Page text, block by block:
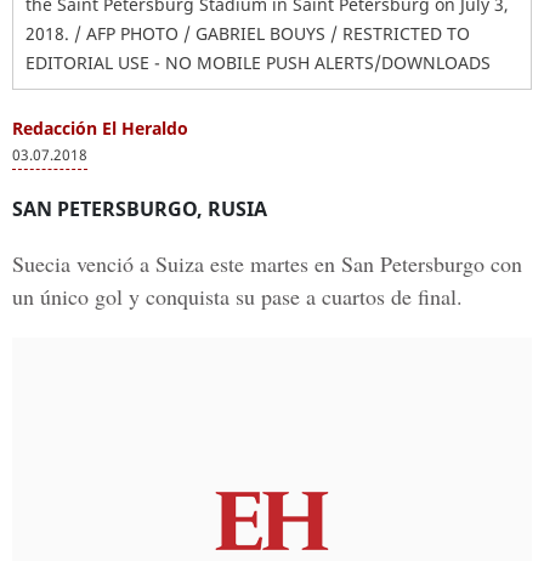
2018. / AFP PHOTO / GABRIEL BOUYS / RESTRICTED TO
EDITORIAL USE - NO MOBILE PUSH ALERTS/DOWNLOADS
Redacción El Heraldo
03.07.2018
SAN PETERSBURGO, RUSIA
Suecia venció a Suiza este martes en San Petersburgo con
un único gol y conquista su pase a cuartos de final.